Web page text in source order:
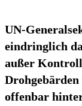
UN-
eindringlich
außer
Drohgebärden
offenbar